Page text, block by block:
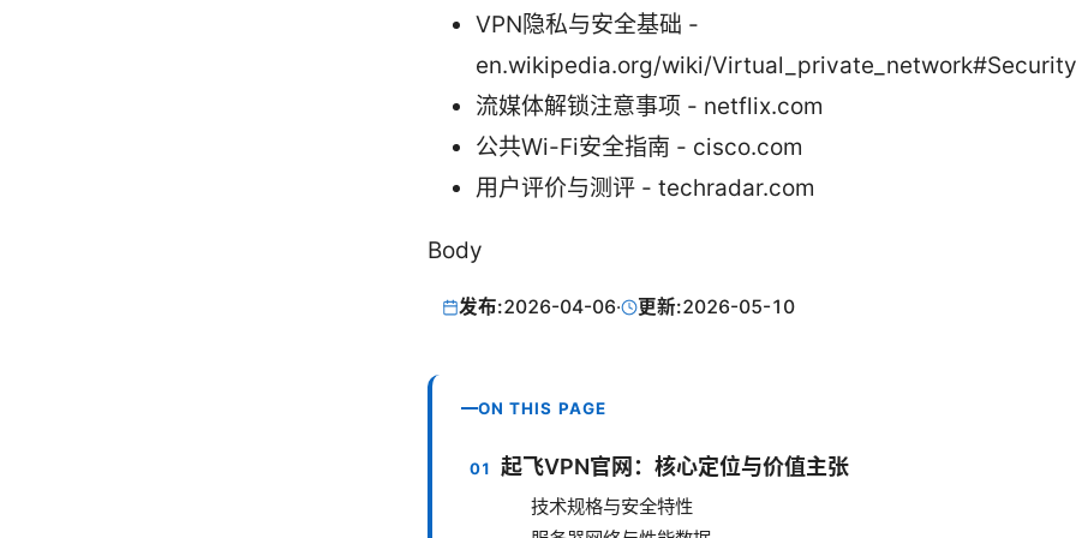
VPN隐私与安全基础 -
en.wikipedia.org/wiki/Virtual_private_network#Security
流媒体解锁注意事项 - netflix.com
公共Wi-Fi安全指南 - cisco.com
用户评价与测评 - techradar.com
Body
发布:2026-04-06· 更新:2026-05-10
ON THIS PAGE
起飞VPN官网：核心定位与价值主张
技术规格与安全特性